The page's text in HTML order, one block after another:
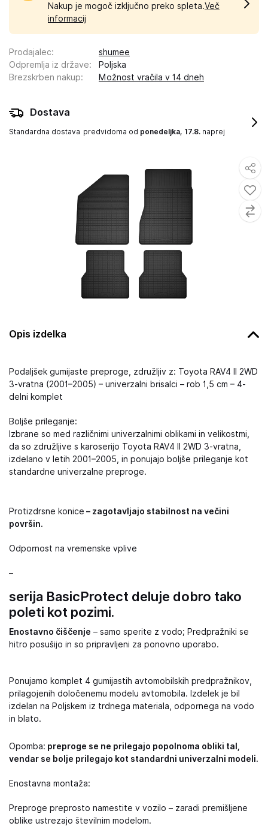
Opis izdelka
Podaljšek gumijaste preproge, združljiv z: Toyota RAV4 II 2WD
3-vratna (2001–2005) – univerzalni brisalci – rob 1,5 cm – 4-
delni komplet
Boljše prileganje:
Izbrane so med različnimi univerzalnimi oblikami in velikostmi,
da so združljive s karoserijo Toyota RAV4 II 2WD 3-vratna,
izdelano v letih 2001–2005, in ponujajo boljše prileganje kot
standardne univerzalne preproge.
Protizdrsne konice – zagotavljajo stabilnost na večini
površin.
Odpornost na vremenske vplive
–
serija BasicProtect deluje dobro tako
poleti kot pozimi.
Enostavno čiščenje – samo sperite z vodo; Predpražniki se
hitro posušijo in so pripravljeni za ponovno uporabo.
Ponujamo komplet 4 gumijastih avtomobilskih predpražnikov,
prilagojenih določenemu modelu avtomobila. Izdelek je bil
izdelan na Poljskem iz trdnega materiala, odpornega na vodo
in blato.
Opomba: preproge se ne prilegajo popolnoma obliki tal,
vendar se bolje prilegajo kot standardni univerzalni modeli.
Enostavna montaža:
Preproge preprosto namestite v vozilo – zaradi premišljene
oblike ustrezajo številnim modelom.
Nakup je mogoč izključno preko spleta.Več
informacij
Prodajalec:
shumee
Odpremlja iz države:
Poljska
Brezskrben nakup: Možnost vračila v 14 dneh
Dostava
Standardna dostava predvidoma od ponedeljka, 17.8. naprej